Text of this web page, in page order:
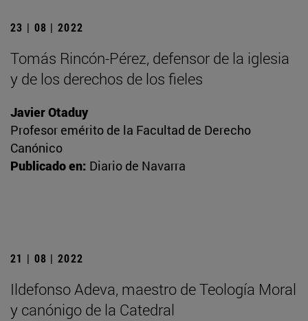
23 | 08 | 2022
Tomás Rincón-Pérez, defensor de la iglesia
y de los derechos de los fieles
Javier Otaduy
Profesor emérito de la Facultad de Derecho
Canónico
Publicado en: Diario de Navarra
21 | 08 | 2022
Ildefonso Adeva, maestro de Teología Moral
y canónigo de la Catedral